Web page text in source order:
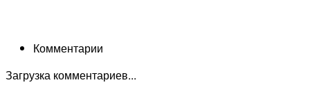
Комментарии
Загрузка комментариев...